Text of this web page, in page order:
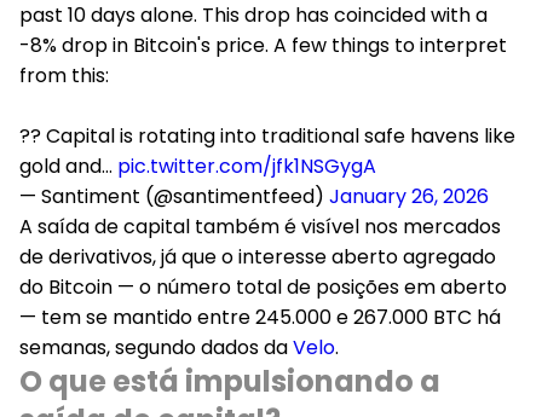
past 10 days alone. This drop has coincided with a
-8% drop in Bitcoin's price. A few things to interpret
from this:
?? Capital is rotating into traditional safe havens like
gold and… pic.twitter.com/jfk1NSGygA
— Santiment (@santimentfeed) January 26, 2026
A saída de capital também é visível nos mercados
de derivativos, já que o interesse aberto agregado
do Bitcoin — o número total de posições em aberto
— tem se mantido entre 245.000 e 267.000 BTC há
semanas, segundo dados daVelo.
O que está impulsionando a